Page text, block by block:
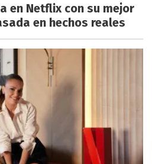
en Netflix con su mejor
en hechos reales